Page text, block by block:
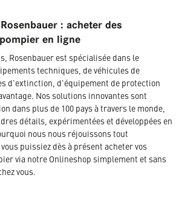
: acheter des
en ligne
Rosenbauer est spécialisée dans le
techniques, de véhicules de
d'extinction, d'équipement de protection
Nos solutions innovantes sont
dans plus de 100 pays à travers le monde,
détails, expérimentées et développées en
nous nous réjouissons tout
puissiez dès à présent acheter vos
via notre Onlineshop simplement et sans
vous.